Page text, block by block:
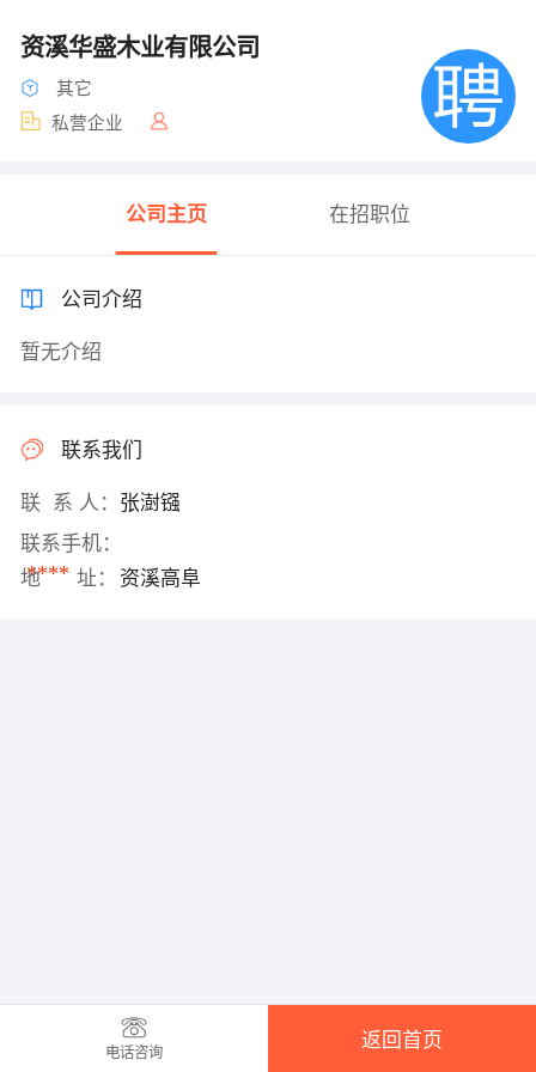
资溪华盛木业有限公司
其它
私营企业
公司主页 在招职位
公司介绍
暂无介绍
联系我们
联 系 人： 张澍镪
联系手机：
****
地 址： 资溪高阜
电话咨询
返回首页